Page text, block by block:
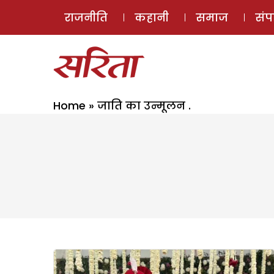
राजनीति कहानी समाज
Home » जाति का उन्मूलन .